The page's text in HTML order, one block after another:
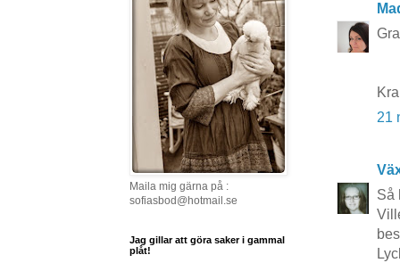
21
Så
Maila mig gärna på :
sofiasbod@hotmail.se
Jag gillar att göra saker i gammal
plåt!